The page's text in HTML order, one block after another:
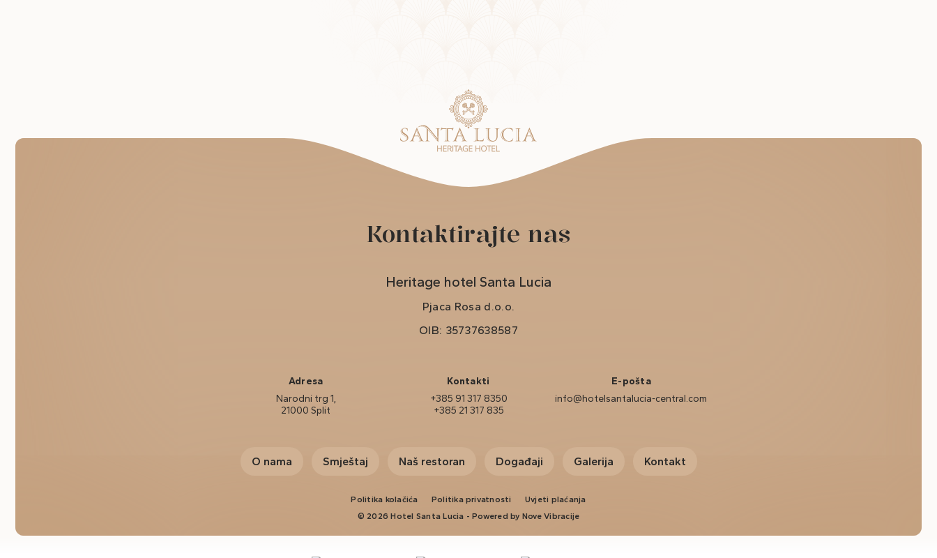
Kontaktirajte nas
Heritage hotel Santa Lucia
Pjaca Rosa d.o.o.
OIB: 35737638587
Adresa
Narodni trg 1,
21000 Split
Kontakti
+385 91 317 8350
+385 21 317 835
E-pošta
info@hotelsantalucia-central.com
O nama Smještaj Naš restoran Događaji Galerija Kontakt
Politika kolačića Politika privatnosti
Uvjeti plaćanja
© 2026 Hotel Santa Lucia - Powered by Nove Vibracije